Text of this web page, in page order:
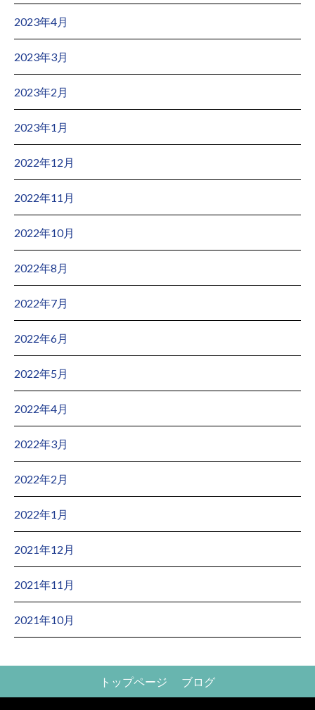
2023年4月
2023年3月
2023年2月
2023年1月
2022年12月
2022年11月
2022年10月
2022年8月
2022年7月
2022年6月
2022年5月
2022年4月
2022年3月
2022年2月
2022年1月
2021年12月
2021年11月
2021年10月
トップページ ブログ